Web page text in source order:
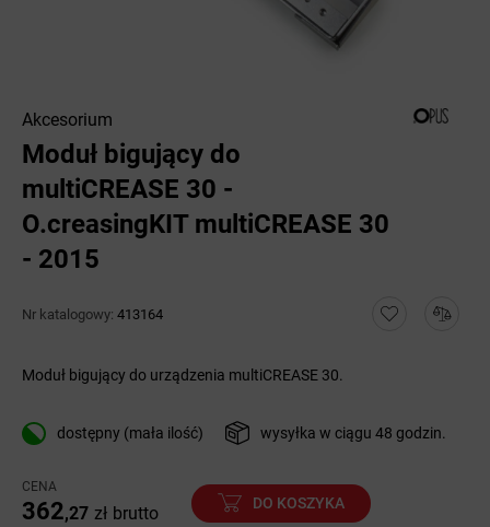
Akcesorium
Moduł bigujący do
multiCREASE 30 -
O.creasingKIT multiCREASE 30
- 2015
Nr katalogowy: 413164
Moduł bigujący do urządzenia multiCREASE 30.
dostępny (mała ilość) wysyłka w ciągu 48 godzin.
CENA
362,27 zł brutto
DO KOSZYKA